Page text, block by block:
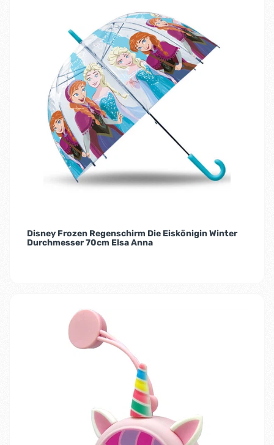
Disney Frozen Regenschirm Die Eiskönigin Winter
Durchmesser 70cm Elsa Anna